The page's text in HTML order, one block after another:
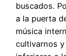
buscados.
a la puerta
música
cultivarnos